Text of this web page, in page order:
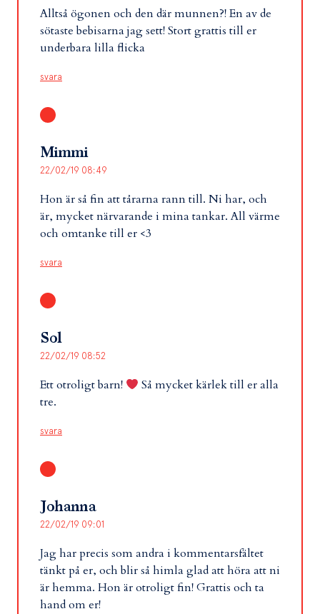
Alltså ögonen och den där munnen?! En av de
sötaste bebisarna jag sett! Stort grattis till er
underbara lilla flicka
svara
Mimmi
22/02/19 08:49
Hon är så fin att tårarna rann till. Ni har, och
är, mycket närvarande i mina tankar. All värme
och omtanke till er <3
svara
Sol
22/02/19 08:52
Ett otroligt barn!
Så mycket kärlek till er alla
tre.
svara
Johanna
22/02/19 09:01
Jag har precis som andra i kommentarsfältet
tänkt på er, och blir så himla glad att höra att ni
är hemma. Hon är otroligt fin! Grattis och ta
hand om er!